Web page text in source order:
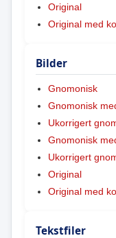
Original
Original med
Bilder
Gnomonisk
Gnomonisk
Ukorrigert
Gnomonisk
Ukorrigert
Original
Original med
Tekstfiler